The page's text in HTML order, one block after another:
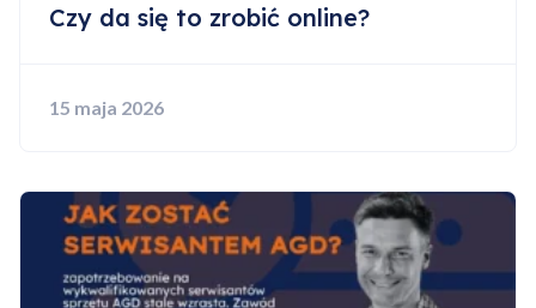
Czy da się to zrobić online?
15 maja 2026